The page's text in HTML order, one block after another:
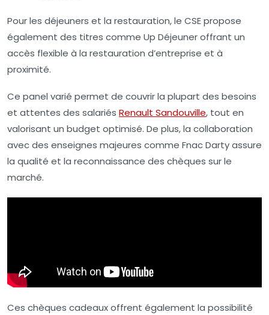
Pour les déjeuners et la restauration, le CSE propose
également des titres comme Up Déjeuneroffrant un
accès flexible à la restauration d’entreprise et à
proximité.
Ce panel varié permet de couvrir la plupart des besoins
et attentes des salariés Renault Sandouville, tout en
valorisant un budget optimisé. De plus, la collaboration
avec des enseignes majeures comme Fnac Darty assure
la qualité et la reconnaissance des chèques sur le
marché.
Ces chèques cadeaux offrent également la possibilité